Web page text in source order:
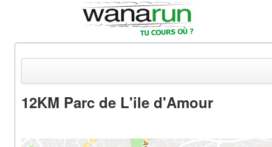
Equipements & Tests
12KM Parc de L'ile d'Amour